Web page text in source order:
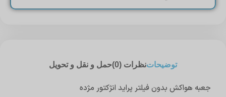
توضیحاتنظرات (0) حمل و نقل و تحویل
جعبه هواکش بدون فیلتر پراید انژکتور مژده